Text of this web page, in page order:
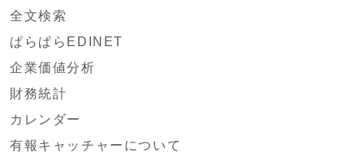
全文検索
ぱらぱらEDINET
企業価値分析
財務統計
カレンダー
有報キャッチャーについて